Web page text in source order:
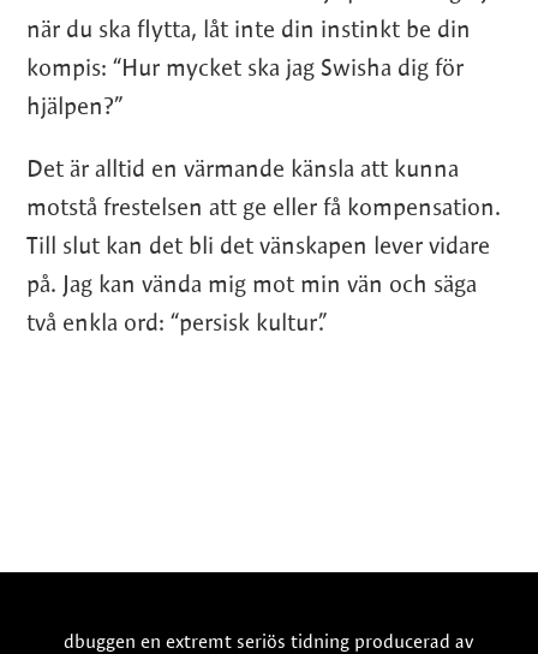
när du ska flytta, låt inte din instinkt be din
kompis: “Hur mycket ska jag Swisha dig för
hjälpen?”
Det är alltid en värmande känsla att kunna
motstå frestelsen att ge eller få kompensation.
Till slut kan det bli det vänskapen lever vidare
på. Jag kan vända mig mot min vän och säga
två enkla ord: “persisk kultur”.
dbuggen en extremt seriös tidning producerad av